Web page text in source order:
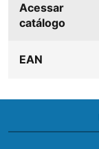
Acessar
catálogo
EAN